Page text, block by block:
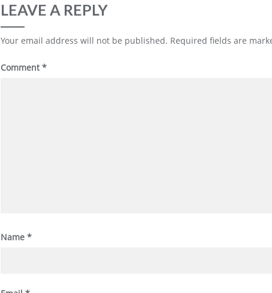
LEAVE A REPLY
Your email address will not be published. Required fields are
Comment*
Name *